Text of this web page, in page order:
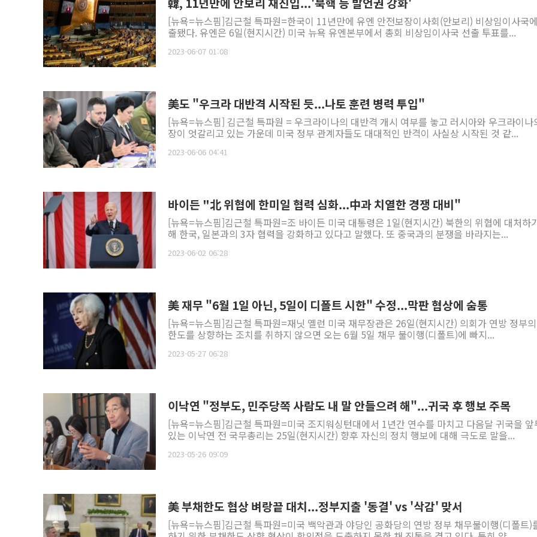
[뉴욕=뉴스핌]김근철 특파원=한국이 11년만에 유엔 안전보장이사회(안보리) 비상임이사국
출됐다. 유엔은 6일(현지시간) 미국 뉴욕 유엔본부에서 총회 비상임이사국 선출 투표를...
2023-06-07 01:08
美도 "우크라 대반격 시작된 듯...나토 훈련 병력 투입"
[뉴욕=뉴스핌] 김근철 특파원 = 우크라이나의 대반격 개시 여부를 놓고 러시아와 우크라이나
장이 엇갈리고 있는 가운데 미국 정부 관계자들도 대대적인 반격이 사실상 시작된 것 같...
2023-06-06 04:41
바이든 "北 위협에 한미일 협력 심화...中과 치열한 경쟁 대비"
[뉴욕=뉴스핌]김근철 특파원=조 바이든 미국 대통령은 1일(현지시간) 북한의 위협에 대처하
해 한국, 일본과의 3자 협력을 강화하고 있다고 말했다. 또 중국과의 분쟁을 바라지는...
2023-06-02 06:28
美 재무 "6월 1일 아닌, 5일이 디폴트 시한" 수정...막판 협상에 숨통
[뉴욕=뉴스핌]김근철 특파원=재닛 옐런 미국 재무장관은 26일(현지시간) 의회가 연방 정부
한도를 상향하는 조치를 취하지 않으면 오는 6월 5일 채무 불이행(디폴트)에 빠지...
2023-05-27 06:28
이낙연 "정부도, 민주당쪽 사람도 내 말 안들으려 해"...귀국 후 행보 주목
[뉴욕=뉴스핌]김근철 특파원=미국 조지워싱턴대에서 1년간 연수를 마치고 다음달 귀국을 앞
있는 이낙연 전 국무총리는 25일(현지시간) 향후 자신의 정치 행보에 대해 극도로 말을...
2023-05-26 09:09
美 부채한도 협상 벼랑끝 대치...정부지출 '동결' vs '삭감' 맞서
[뉴욕=뉴스핌]김근철 특파원=미국 백악관과 야당인 공화당의 연방 정부 채무불이행(디폴트)